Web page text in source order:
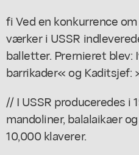
fi Ved en konkurrence
værker i USSR
balletter. Prernieret blev:
barrikader« og Kaditsjef:
// I USSR produceredes i
mandoliner, balalaikaer
10,000 klaverer.